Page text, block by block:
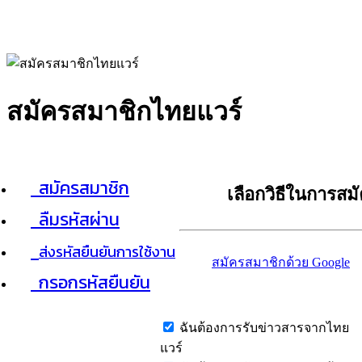
สมัครสมาชิกไทยแวร์
สมัครสมาชิก
ลืมรหัสผ่าน
ส่งรหัสยืนยันการใช้งาน
กรอกรหัสยืนยัน
เลือกวิธีในการส
สมัครสมาชิกด้วย Google
ฉันต้องการรับข่าวสารจากไทย
แวร์